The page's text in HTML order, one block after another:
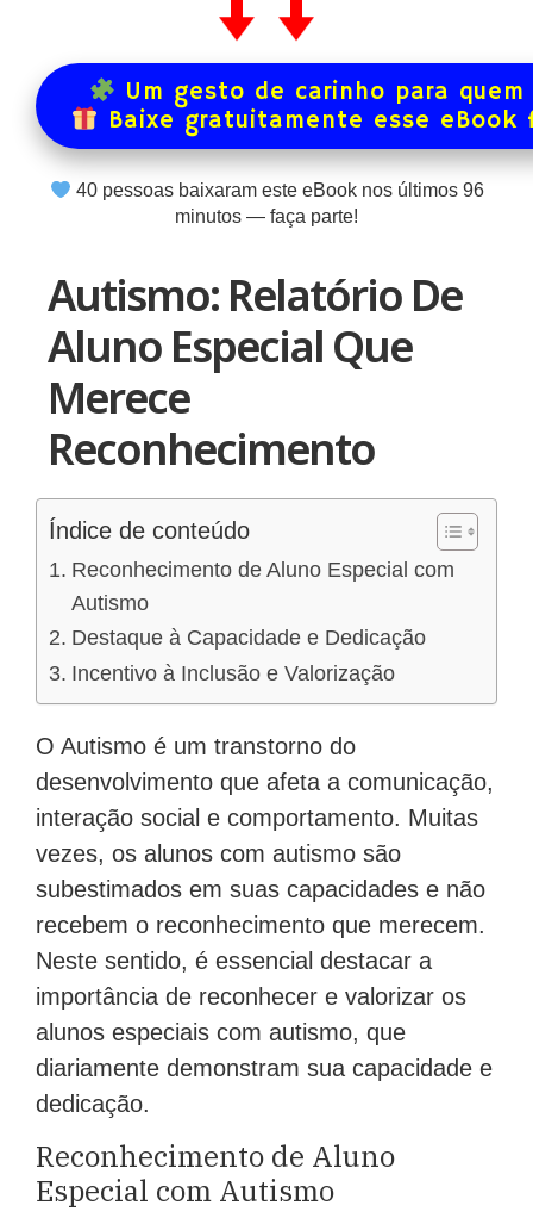
Um gesto de carinho para
Baixe gratuitamente esse
40pessoas baixaram este eBook nos últimos 96
minutos — faça parte!
Autismo: Relatório De
Aluno Especial Que
Merece
Reconhecimento
Índice de conteúdo
Reconhecimento de Aluno Especial com
Autismo
Destaque à Capacidade e Dedicação
Incentivo à Inclusão e Valorização
O Autismo é um transtorno do
desenvolvimento que afeta a comunicação,
interação social e comportamento. Muitas
vezes, os alunos com autismo são
subestimados em suas capacidades e não
recebem o reconhecimento que merecem.
Neste sentido, é essencial destacar a
importância de reconhecer e valorizar os
alunos especiais com autismo, que
diariamente demonstram sua capacidade e
dedicação.
Reconhecimento de Aluno
Especial com Autismo